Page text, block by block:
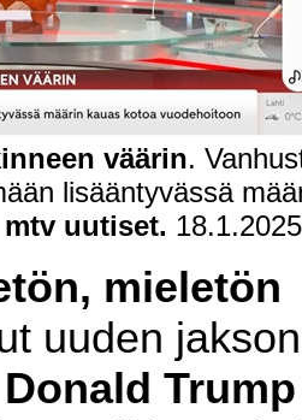
väärin.
lisääntyvässä
mtv uutiset.
mieletön
uuden
Donald Trump